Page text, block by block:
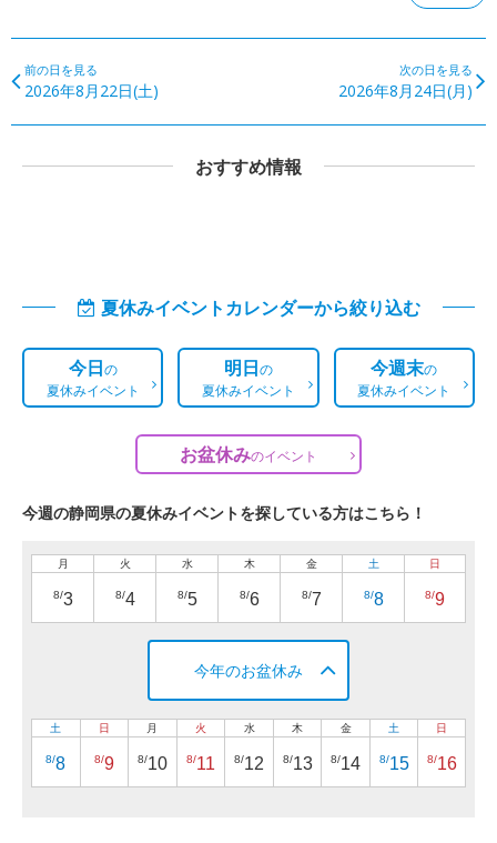
前の日を見る
2026年8月22日(土)
次の日を見る
2026年8月24日(月)
おすすめ情報
夏休みイベントカレンダーから絞り込む
今日の
夏休みイベント
明日の
夏休みイベント
今週末の
夏休みイベント
お盆休みのイベント
今週の静岡県の夏休みイベントを探している方はこちら！
月
8/3
火
8/4
水
8/5
木
8/6
金
8/7
土
8/8
日
8/9
今年のお盆休み
土
8/8
日
8/9
月
8/10
火
8/11
水
8/12
木
8/13
金
8/14
土
8/15
日
8/16